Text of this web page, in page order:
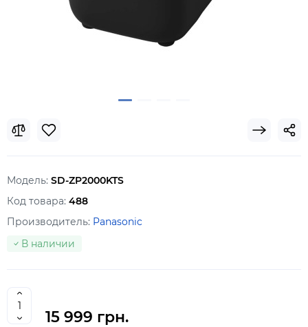
Модель: SD-ZP2000KTS
Код товара: 488
Производитель: Panasonic
В наличии
15 999 грн.